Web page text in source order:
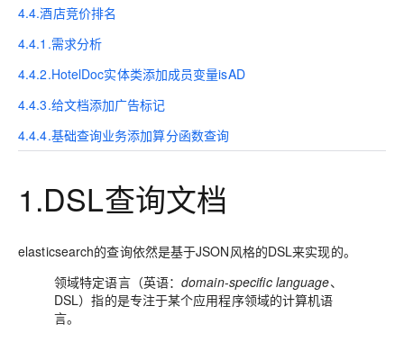
4.4.酒店竞价排名
4.4.1.需求分析
4.4.2.HotelDoc实体类添加成员变量isAD
4.4.3.给文档添加广告标记
4.4.4.基础查询业务添加算分函数查询
1.DSL查询文档
elasticsearch的查询依然是基于JSON风格的DSL来实现的。
领域特定语言（英语：domain-specific language、
DSL）指的是专注于某个应用程序领域的计算机语
言。